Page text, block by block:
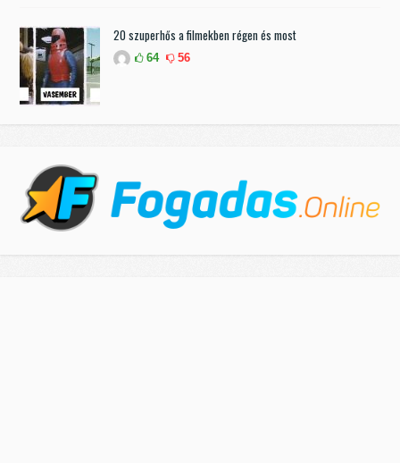
20 szuperhős a filmekben régen és most
64 56